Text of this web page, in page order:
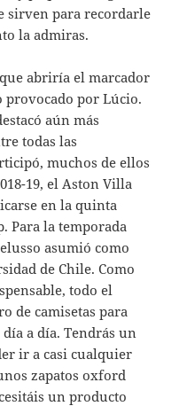
sirven para recordarle
la admiras.
abriría el marcador
por Lúcio.
aún más
todas las
muchos de ellos
19, el Aston Villa
en la quinta
Para la temporada
asumió como
de Chile. Como
todo el
de camisetas para
a día. Tendrás un
ir a casi cualquier
zapatos oxford
un producto